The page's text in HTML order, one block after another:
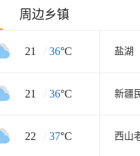
周边乡镇
21 / 36°C 盐湖
21 / 36°C
22 / 37°C 西山